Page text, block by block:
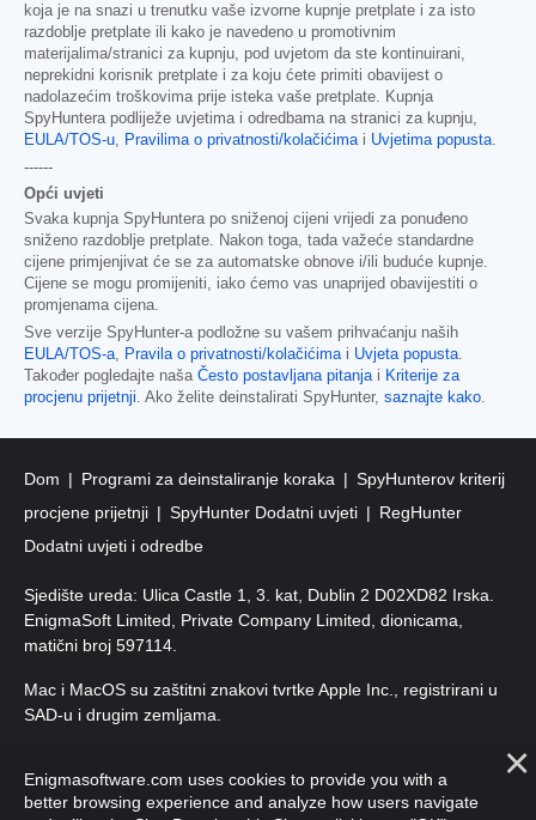
koja je na snazi u trenutku vaše izvorne kupnje pretplate i za isto
razdoblje pretplate ili kako je navedeno u promotivnim
materijalima/stranici za kupnju, pod uvjetom da ste kontinuirani,
neprekidni korisnik pretplate i za koju ćete primiti obavijest o
nadolazećim troškovima prije isteka vaše pretplate. Kupnja
SpyHuntera podliježe uvjetima i odredbama na stranici za kupnju,
EULA/TOS-u, Pravilima o privatnosti/kolačićimai Uvjetima popusta.
------
Opći uvjeti
Svaka kupnja SpyHuntera po sniženoj cijeni vrijedi za ponuđeno
sniženo razdoblje pretplate. Nakon toga, tada važeće standardne
cijene primjenjivat će se za automatske obnove i/ili buduće kupnje.
Cijene se mogu promijeniti, iako ćemo vas unaprijed obavijestiti o
promjenama cijena.
Sve verzije SpyHunter-a podložne su vašem prihvaćanju naših
EULA/TOS-a, Pravila o privatnosti/kolačićimai Uvjeta popusta.
Također pogledajte naša Često postavljana pitanjai Kriterije za
procjenu prijetnji. Ako želite deinstalirati SpyHunter, saznajte kako.
Dom Programi za deinstaliranje koraka
SpyHunterov kriterij
procjene prijetnji
SpyHunter Dodatni uvjeti
RegHunter
Dodatni uvjeti i odredbe
Sjedište ureda: Ulica Castle 1, 3. kat, Dublin 2 D02XD82 Irska.
EnigmaSoft Limited, Private Company Limited, dionicama,
matični broj 597114.
Mac i MacOS su zaštitni znakovi tvrtke Apple Inc., registrirani u
SAD-u i drugim zemljama.
pridržana.
Enigmasoftware.com uses cookies to provide you with a
better browsing experience and analyze how users navigate